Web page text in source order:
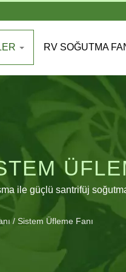
RV SOĞUTMA
ile güçlü santrifüj
/ Sistem Üfleme Fanı